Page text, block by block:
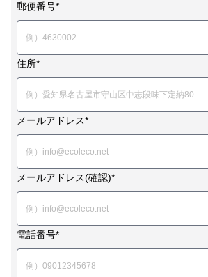
郵便番号*
住所*
メールアドレス*
メールアドレス(確認)*
電話番号*